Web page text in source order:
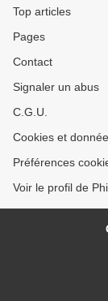
Top articles
Pages
Contact
Signaler un abus
C.G.U.
Cookies et
Préférences
Voir le profil de